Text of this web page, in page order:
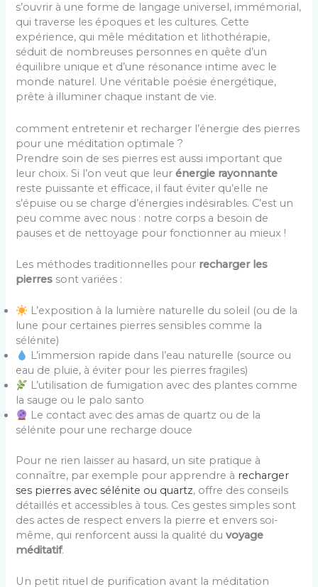
s’ouvrir à une forme de langage universel, immémorial,
qui traverse les époques et les cultures. Cette
expérience, qui mêle méditation et lithothérapie,
séduit de nombreuses personnes en quête d’un
équilibre unique et d’une résonance intime avec le
monde naturel. Une véritable poésie énergétique,
prête à illuminer chaque instant de vie.
comment entretenir et recharger l’énergie des pierres
pour une méditation optimale ?
Prendre soin de ses pierres est aussi important que
leur choix. Si l’on veut que leurénergie rayonnante
reste puissante et efficace, il faut éviter qu’elle ne
s’épuise ou se charge d’énergies indésirables. C’est un
peu comme avec nous : notre corps a besoin de
pauses et de nettoyage pour fonctionner au mieux !
Les méthodes traditionnelles pour recharger les
pierres sont variées :
L’exposition à la lumière naturelle du soleil (ou de la
lune pour certaines pierres sensibles comme la
sélénite)
L’immersion rapide dans l’eau naturelle (source ou
eau de pluie, à éviter pour les pierres fragiles)
L’utilisation de fumigation avec des plantes comme
la sauge ou le palo santo
Le contact avec des amas de quartz ou de la
sélénite pour une recharge douce
Pour ne rien laisser au hasard, un site pratique à
connaître, par exemple pour apprendre à recharger
ses pierres avec sélénite ou quartz, offre des conseils
détaillés et accessibles à tous. Ces gestes simples sont
des actes de respect envers la pierre et envers soi-
même, qui renforcent aussi la qualité duvoyage
méditatif.
Un petit rituel de purification avant la méditation